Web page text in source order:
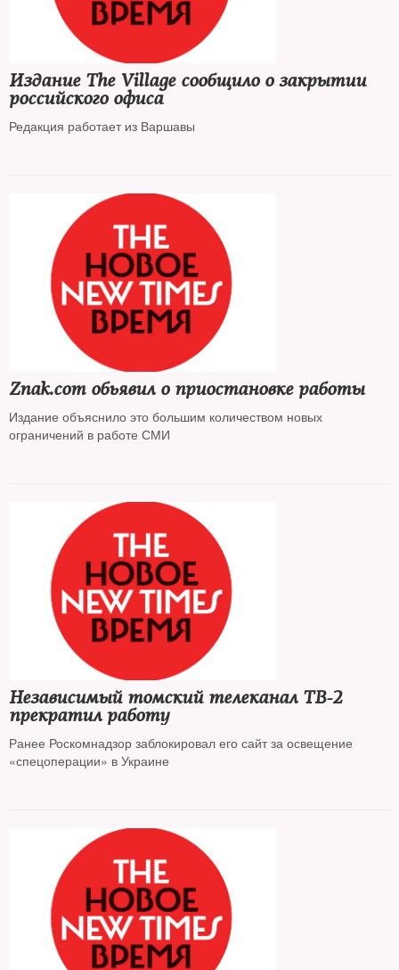
Издание The Village сообщило о закрытии
российского офиса
Редакция работает из Варшавы
Znak.com обьявил о приостановке работы
Издание объяснило это большим количеством новых
ограничений в работе СМИ
Независимый томский телеканал ТВ-2
прекратил работу
Ранее Роскомнадзор заблокировал его сайт за освещение
«спецоперации» в Украине